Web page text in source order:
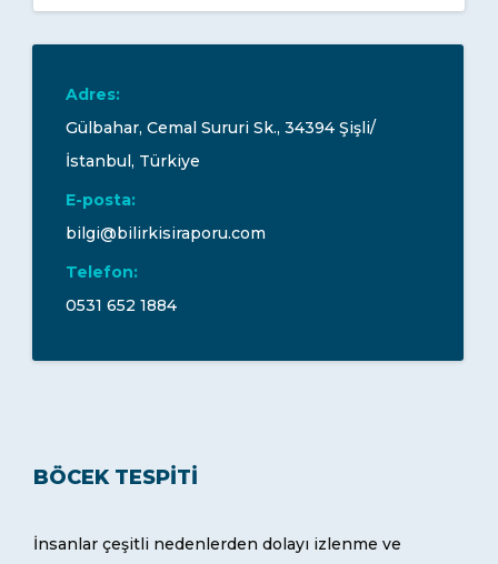
Adres:
Gülbahar, Cemal Sururi Sk., 34394 Şişli/
İstanbul, Türkiye
E-posta:
bilgi@bilirkisiraporu.com
Telefon:
0531 652 1884
BÖCEK TESPITI
İnsanlar çeşitli nedenlerden dolayı izlenme ve